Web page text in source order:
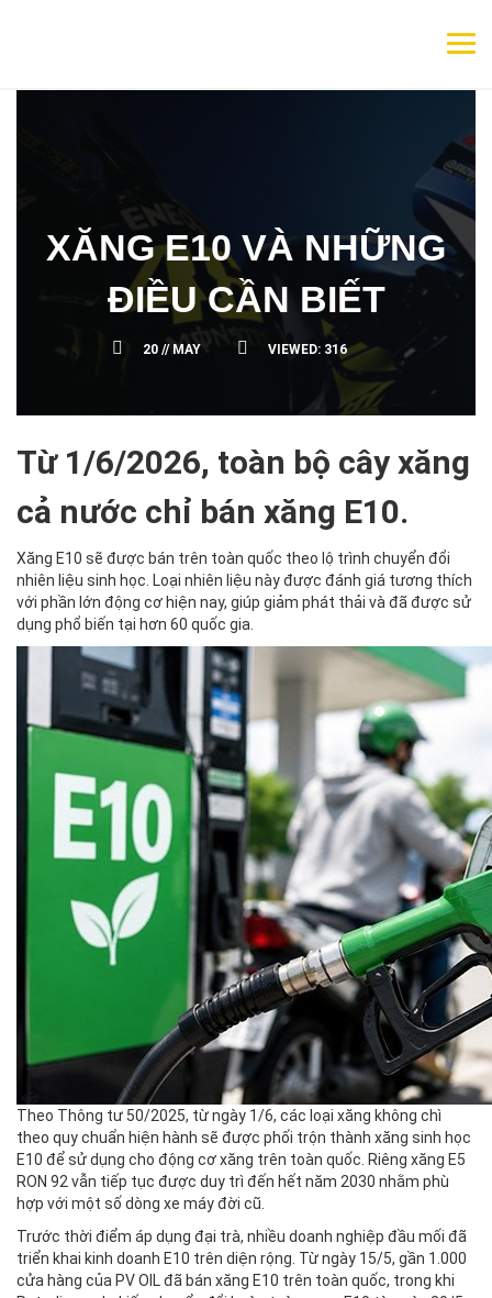
XĂNG E10 VÀ NHỮNG
ĐIỀU CẦN BIẾT
20 //MAY VIEWED: 316
Từ 1/6/2026, toàn bộ cây xăng
cả nước chỉ bán xăng E10.
Xăng E10 sẽ được bán trên toàn quốc theo lộ trình chuyển đổi
nhiên liệu sinh học. Loại nhiên liệu này được đánh giá tương thích
với phần lớn động cơ hiện nay, giúp giảm phát thải và đã được sử
dụng phổ biến tại hơn 60 quốc gia.
Theo Thông tư 50/2025, từ ngày 1/6, các loại xăng không chì
theo quy chuẩn hiện hành sẽ được phối trộn thành xăng sinh học
E10 để sử dụng cho động cơ xăng trên toàn quốc. Riêng xăng E5
RON 92 vẫn tiếp tục được duy trì đến hết năm 2030 nhằm phù
hợp với một số dòng xe máy đời cũ.
Trước thời điểm áp dụng đại trà, nhiều doanh nghiệp đầu mối đã
triển khai kinh doanh E10 trên diện rộng. Từ ngày 15/5, gần 1.000
cửa hàng của PV OIL đã bán xăng E10 trên toàn quốc, trong khi